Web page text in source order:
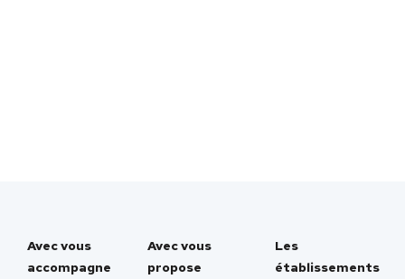
Avec vous
accompagne
Avec vous
propose
Les
établissements